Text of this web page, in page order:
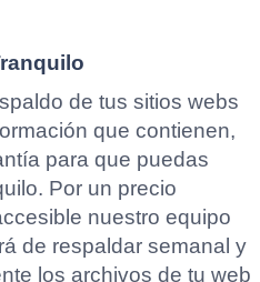
de tus sitios webs
que contienen,
para que puedas
Por un precio
nuestro equipo
de respaldar semanal y
los archivos de tu web